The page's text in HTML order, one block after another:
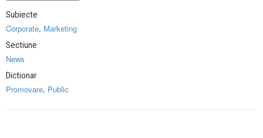
Subiecte
Corporate, Marketing
Sectiune
News
Dictionar
Promovare, Public